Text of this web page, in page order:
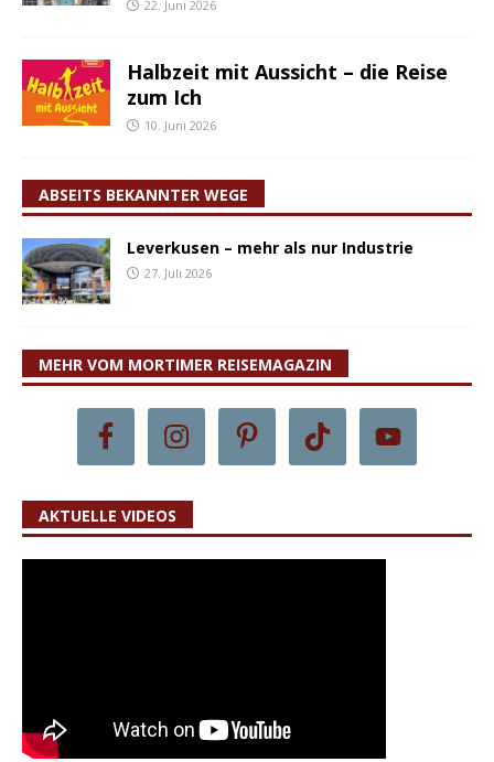
22. Juni 2026
Halbzeit mit Aussicht – die Reise
zum Ich
10. Juni 2026
ABSEITS BEKANNTER WEGE
Leverkusen – mehr als nur Industrie
27. Juli 2026
MEHR VOM MORTIMER REISEMAGAZIN
AKTUELLE VIDEOS